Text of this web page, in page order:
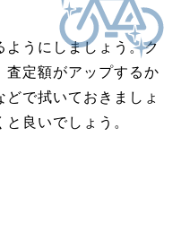
ようにしましょう。ク
査定額がアップするか
で拭いておきましょ
良いでしょう。